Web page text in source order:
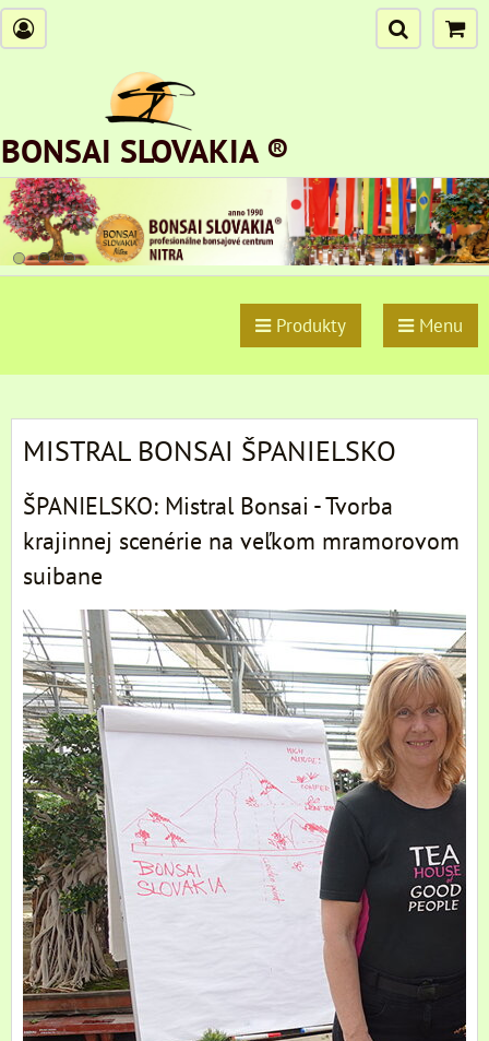
BONSAI SLOVAKIA ®
Produkty Menu
MISTRAL BONSAI ŠPANIELSKO
ŠPANIELSKO: Mistral Bonsai - Tvorba
krajinnej scenérie na veľkom mramorovom
suibane